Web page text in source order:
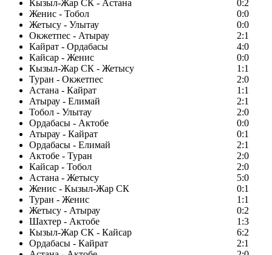
Кызыл-Жар СК - Астана
0:2
Женис - Тобол
0:0
Жетысу - Улытау
0:0
Окжетпес - Атырау
2:1
Кайрат - Ордабасы
4:0
Кайсар - Женис
0:0
Кызыл-Жар СК - Жетысу
1:1
Туран - Окжетпес
2:0
Астана - Кайрат
1:1
Атырау - Елимай
2:1
Тобол - Улытау
2:0
Ордабасы - Актобе
0:0
Атырау - Кайрат
0:1
Ордабасы - Елимай
2:1
Актобе - Туран
2:0
Кайсар - Тобол
2:0
Астана - Жетысу
5:0
Женис - Кызыл-Жар СК
0:1
Туран - Женис
1:1
Жетысу - Атырау
0:2
Шахтер - Актобе
1:3
Кызыл-Жар СК - Кайсар
6:2
Ордабасы - Кайрат
2:1